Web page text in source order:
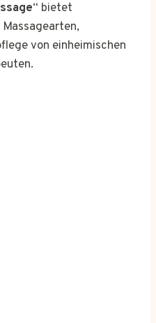
“ bietet
von einheimischen